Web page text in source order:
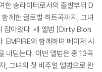
송라이터로서의 출발부터 D
한 글로벌 히트곡까지, 그녀
잡아왔다. 새 앨범 [Dirty Blon
EMPIRE와 함께하며 메이저 시
내딛는다. 이번 앨범은 총 13곡
, 그녀의 첫 비주얼 앨범으로 완